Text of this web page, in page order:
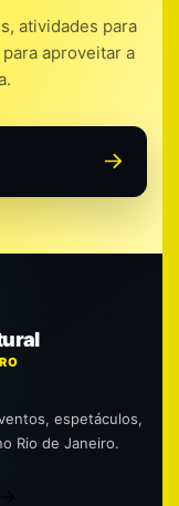
atividades para
aproveitar a
espetáculos,
Rio de Janeiro.